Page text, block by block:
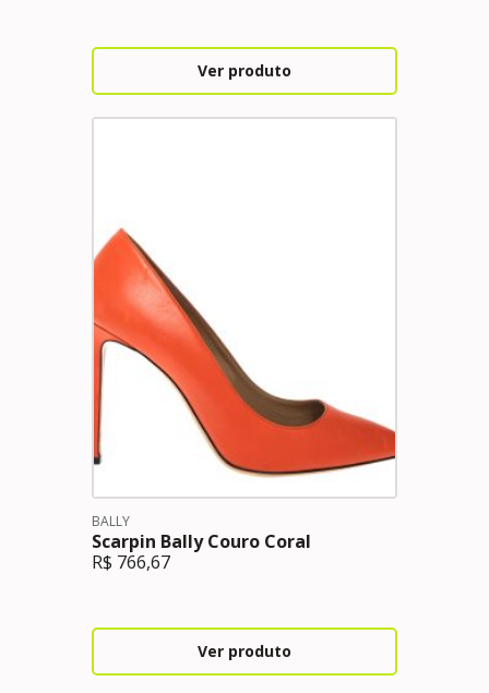
Ver produto
BALLY
Scarpin Bally Couro Coral
R$ 766,67
Ver produto